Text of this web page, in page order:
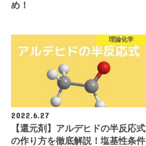
め！
理論化学
2022.6.27
【還元剤】アルデヒドの半反応式
の作り方を徹底解説！塩基性条件